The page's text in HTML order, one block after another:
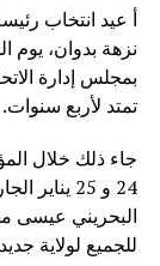
أ عيد انتخاب
نزهة بدوان، يوم
بمجلس إدارة
تمتد لأربع سنوات.
جاء ذلك خلال
24 و 25
البحريني عيسى
للجميع لولاية